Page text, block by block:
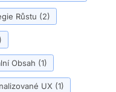
Růstu (2)
Obsah (1)
UX (1)